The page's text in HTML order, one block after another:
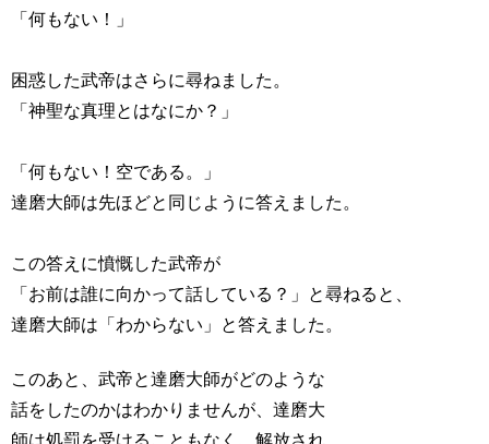
「何もない！」
困惑した武帝はさらに尋ねました。
「神聖な真理とはなにか？」
「何もない！空である。」
達磨大師は先ほどと同じように答えました。
この答えに憤慨した武帝が
「お前は誰に向かって話している？」と尋ねると、
達磨大師は「わからない」と答えました。
このあと、武帝と達磨大師がどのような
話をしたのかはわかりませんが、達磨大
師は処罰を受けることもなく、解放され